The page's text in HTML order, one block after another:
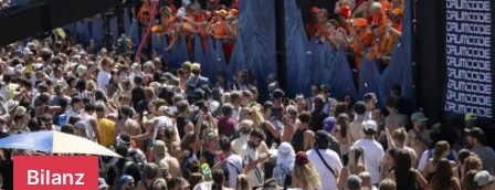
Bilanz